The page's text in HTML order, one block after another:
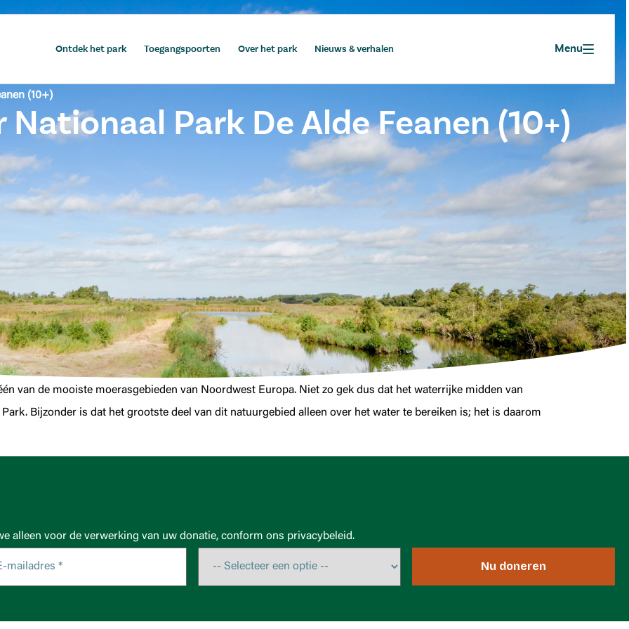
Ontdek het park Toegangspoorten Over het park Nieuws & verhalen Menu
(10+)
Park De Alde Feanen (10+)
van de mooiste moerasgebieden van Noordwest Europa. Niet zo gek dus dat het waterrijke midden van
Bijzonder is dat het grootste deel van dit natuurgebied alleen over het water te bereiken is; het is daarom
alleen voor de verwerking van uw donatie, conform ons privacybeleid.
Nu doneren